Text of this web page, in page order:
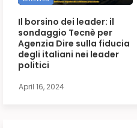
Il borsino dei leader: il
sondaggio Tecnè per
Agenzia Dire sulla fiducia
degli italiani nei leader
politici
April 16, 2024